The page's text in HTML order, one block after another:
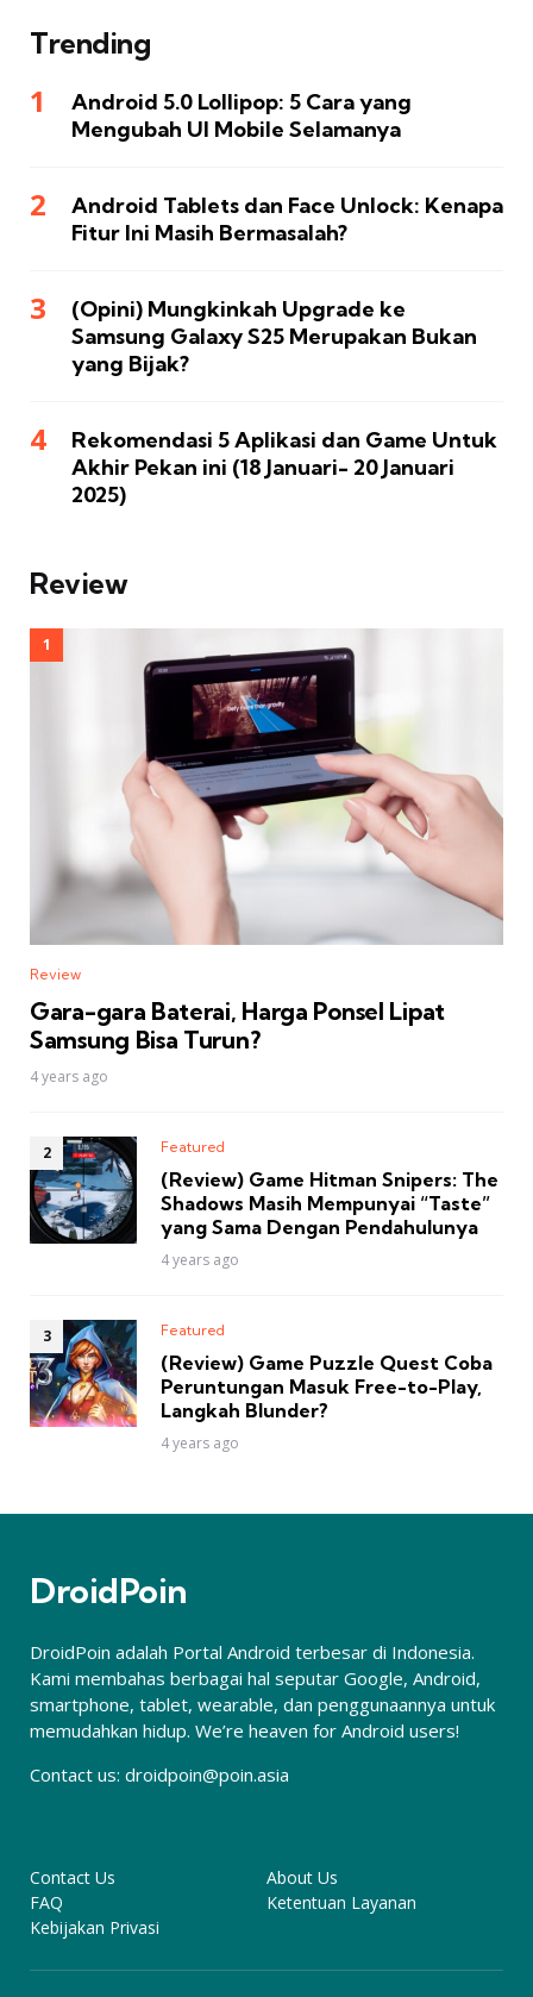
Trending
Android 5.0 Lollipop: 5 Cara yang
Mengubah UI Mobile Selamanya
Android Tablets dan Face Unlock: Kenapa
Fitur Ini Masih Bermasalah?
(Opini) Mungkinkah Upgrade ke
Samsung Galaxy S25 Merupakan Bukan
yang Bijak?
Rekomendasi 5 Aplikasi dan Game Untuk
Akhir Pekan ini (18 Januari- 20 Januari
2025)
Review
Review
Gara-gara Baterai, Harga Ponsel Lipat
Samsung Bisa Turun?
4 years ago
Featured
(Review) Game Hitman Snipers: The
Shadows Masih Mempunyai “Taste”
yang Sama Dengan Pendahulunya
4 years ago
Featured
(Review) Game Puzzle Quest Coba
Peruntungan Masuk Free-to-Play,
Langkah Blunder?
4 years ago
DroidPoin
DroidPoin adalah Portal Android terbesar di Indonesia.
Kami membahas berbagai hal seputar Google, Android,
smartphone, tablet, wearable, dan penggunaannya untuk
memudahkan hidup. We’re heaven for Android users!
Contact us: droidpoin@poin.asia
Contact Us
About Us
FAQ
Ketentuan Layanan
Kebijakan Privasi